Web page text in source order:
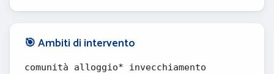
🎯 Ambiti di intervento
comunità alloggio* invecchiamento